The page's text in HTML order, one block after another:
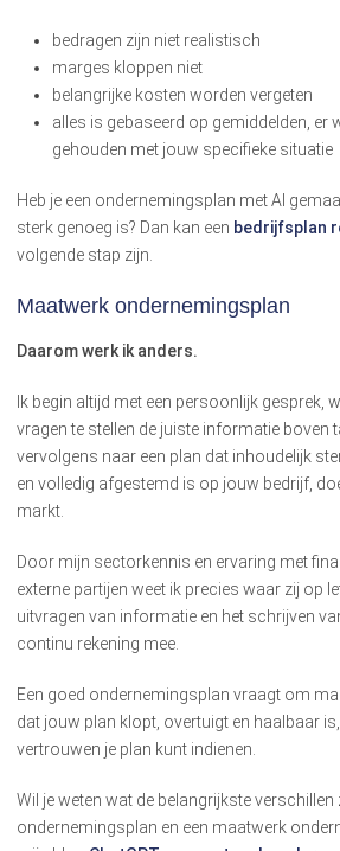
bedragen zijn niet realistisch
marges kloppen niet
belangrijke kosten worden vergeten
alles is gebaseerd op gemiddelden, er
gehouden met jouw specifieke situatie
Heb je een ondernemingsplan met AI
sterk genoeg is? Dan kan een bedrijfsplan
volgende stap zijn.
Maatwerk ondernemingsplan
Daarom werk ik anders.
Ik begin altijd met een persoonlijk gesprek,
vragen te stellen de juiste informatie boven
vervolgens naar een plan dat inhoudelijk
en volledig afgestemd is op jouw bedrijf,
markt.
Door mijn sectorkennis en ervaring met
externe partijen weet ik precies waar zij op
uitvragen van informatie en het schrijven
continu rekening mee.
Een goed ondernemingsplan vraagt om
dat jouw plan klopt, overtuigt en haalbaar
vertrouwen je plan kunt indienen.
Wil je weten wat de belangrijkste verschillen
ondernemingsplan en een maatwerk